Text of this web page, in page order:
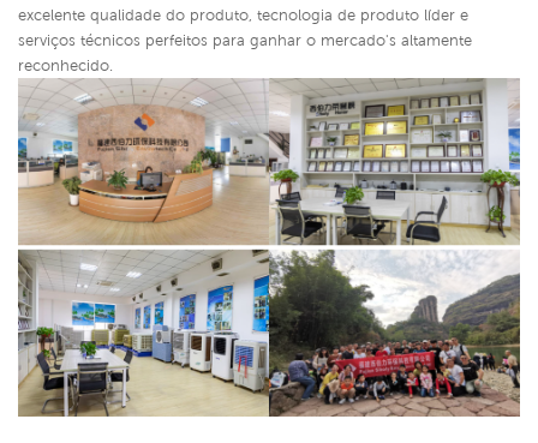
excelente qualidade do produto, tecnologia de produto líder e
serviços técnicos perfeitos para ganhar o mercado's altamente
reconhecido.